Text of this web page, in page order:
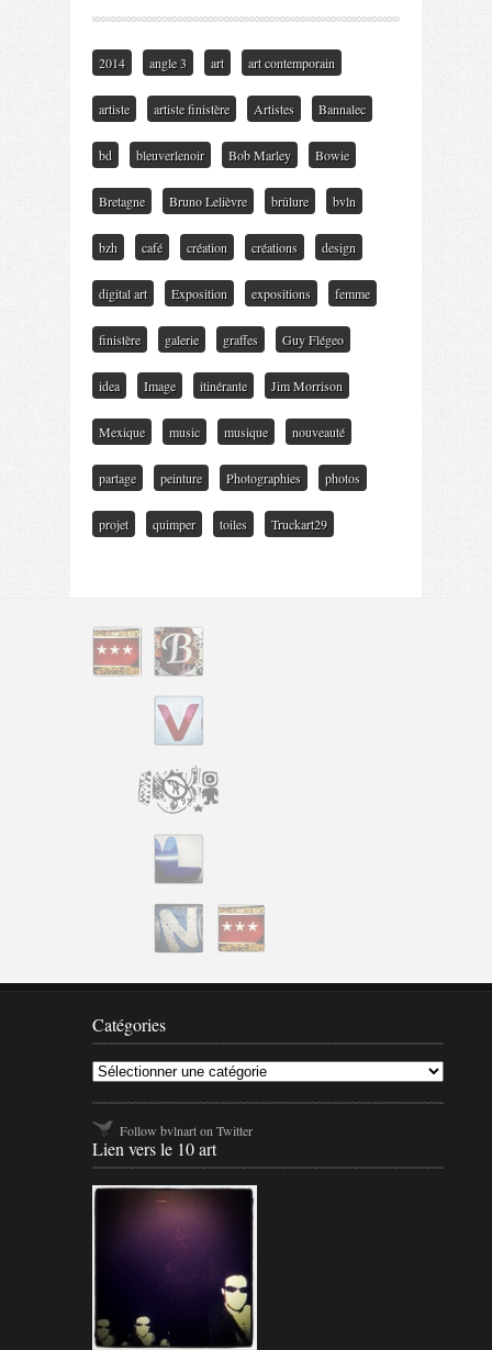
2014 angle 3 art art contemporain
artiste artiste finistère Artistes Bannalec
bd bleuverlenoir Bob Marley Bowie
Bretagne Bruno Lelièvre brûlure bvln
bzh café création créations design
digital art Exposition expositions femme
finistère galerie graffes Guy Flégeo
idea Image itinérante Jim Morrison
Mexique music musique nouveauté
partage peinture Photographies photos
projet quimper toiles Truckart29
Catégories
Follow bvlnart on Twitter
Lien vers le 10 art